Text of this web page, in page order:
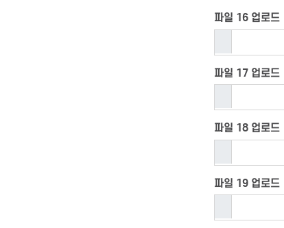
파일 16 업로드
파일 17 업로드
파일 18 업로드
파일 19 업로드